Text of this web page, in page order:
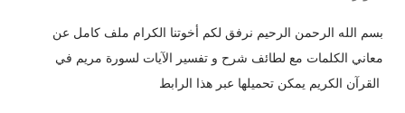
بسم الله الرحمن الرحيم نرفق لكم أخوتنا الكرام ملف كامل عن
معاني الكلمات مع لطائف شرح و تفسير الآيات لسورة مريم في
القرآن الكريم يمكن تحميلها عبر هذا الرابط